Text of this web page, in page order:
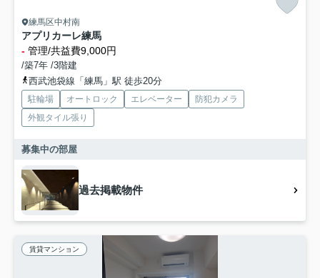
練馬区中村南
アプリカーレ練馬
- 管理/共益費9,000円
/築7年 /3階建
西武池袋線「練馬」駅 徒歩20分
駐輪場 オートロック エレベーター
防犯カメラ
外観タイル張り
募集中の部屋
過去掲載物件
賃貸マンション